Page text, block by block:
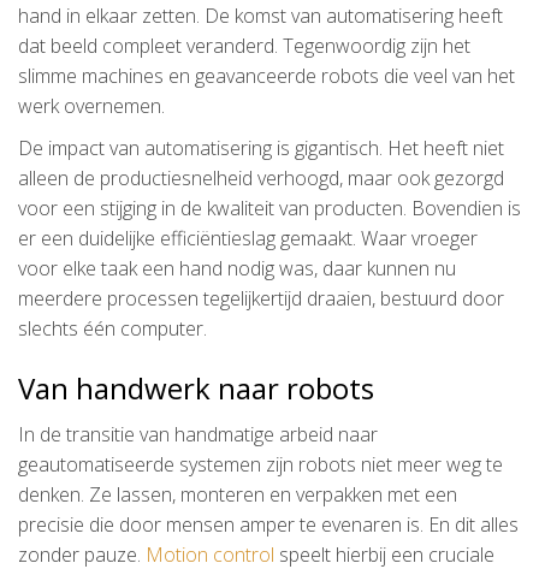
hand in elkaar zetten. De komst van automatisering heeft
dat beeld compleet veranderd. Tegenwoordig zijn het
slimme machines en geavanceerde robots die veel van het
werk overnemen.
De impact van automatisering is gigantisch. Het heeft niet
alleen de productiesnelheid verhoogd, maar ook gezorgd
voor een stijging in de kwaliteit van producten. Bovendien is
er een duidelijke efficiëntieslag gemaakt. Waar vroeger
voor elke taak een hand nodig was, daar kunnen nu
meerdere processen tegelijkertijd draaien, bestuurd door
slechts één computer.
Van handwerk naar robots
In de transitie van handmatige arbeid naar
geautomatiseerde systemen zijn robots niet meer weg te
denken. Ze lassen, monteren en verpakken met een
precisie die door mensen amper te evenaren is. En dit alles
zonder pauze. Motion control speelt hierbij een cruciale